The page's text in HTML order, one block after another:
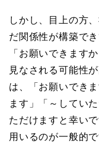
しかし、目上の方
だ関係性が構築で
「お願いできます
見なされる可能性
は、「お願いでき
ます」「～してい
ただけますと幸い
用いるのが一般的で